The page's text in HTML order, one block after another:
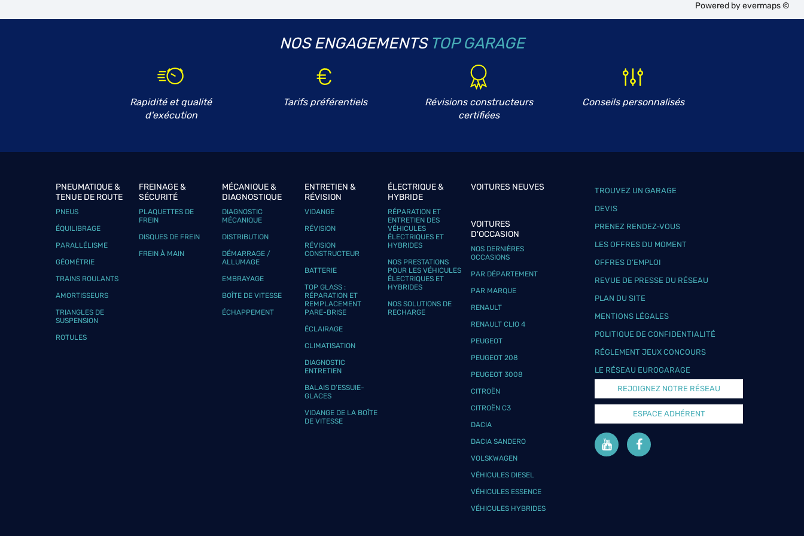
km
GARAGE AEC PERFORMANCE
Fermé aujourd'hui
8
23.63
km
GARAGE DE BAGNOLET
140 Avenue de la Dhuys
93170 BAGNOLET
Voir plus
GARAGE NZ AUTO
Powered byevermaps ©
NOS ENGAGEMENTS TOP GARAGE
Rapidité et qualité
d'exécution
Tarifs préférentiels
Révisions constructeurs
certifiées
Conseils personnalisés
PNEUMATIQUE &
TENUE DE ROUTE
PNEUS
ÉQUILIBRAGE
PARALLÉLISME
GÉOMÉTRIE
TRAINS ROULANTS
AMORTISSEURS
TRIANGLES DE
SUSPENSION
ROTULES
FREINAGE &
SÉCURITÉ
PLAQUETTES DE
FREIN
DISQUES DE FREIN
FREIN À MAIN
MÉCANIQUE &
DIAGNOSTIQUE
DIAGNOSTIC
MÉCANIQUE
DISTRIBUTION
DÉMARRAGE /
ALLUMAGE
EMBRAYAGE
BOÎTE DE VITESSE
ÉCHAPPEMENT
ENTRETIEN &
RÉVISION
VIDANGE
RÉVISION
RÉVISION
CONSTRUCTEUR
BATTERIE
TOP GLASS :
RÉPARATION ET
REMPLACEMENT
PARE-BRISE
ÉCLAIRAGE
CLIMATISATION
DIAGNOSTIC
ENTRETIEN
BALAIS D’ESSUIE-
GLACES
VIDANGE DE LA BOÎTE
DE VITESSE
ÉLECTRIQUE &
HYBRIDE
RÉPARATION ET
ENTRETIEN DES
VÉHICULES
ÉLECTRIQUES ET
HYBRIDES
NOS PRESTATIONS
POUR LES VÉHICULES
ÉLECTRIQUES ET
HYBRIDES
NOS SOLUTIONS DE
RECHARGE
VOITURES NEUVES
VOITURES
D'OCCASION
NOS DERNIÈRES
OCCASIONS
PAR DÉPARTEMENT
PAR MARQUE
RENAULT
RENAULT CLIO 4
PEUGEOT
PEUGEOT 208
PEUGEOT 3008
CITROËN
CITROËN C3
DACIA
DACIA SANDERO
VOLSKWAGEN
VÉHICULES DIESEL
VÉHICULES ESSENCE
VÉHICULES HYBRIDES
TROUVEZ UN GARAGE
DEVIS
PRENEZ RENDEZ-VOUS
LES OFFRES DU MOMENT
OFFRES D’EMPLOI
REVUE DE PRESSE DU RÉSEAU
PLAN DU SITE
MENTIONS LÉGALES
POLITIQUE DE CONFIDENTIALITÉ
RÉGLEMENT JEUX CONCOURS
LE RÉSEAU EUROGARAGE
REJOIGNEZ NOTRE RÉSEAU
ESPACE ADHÉRENT